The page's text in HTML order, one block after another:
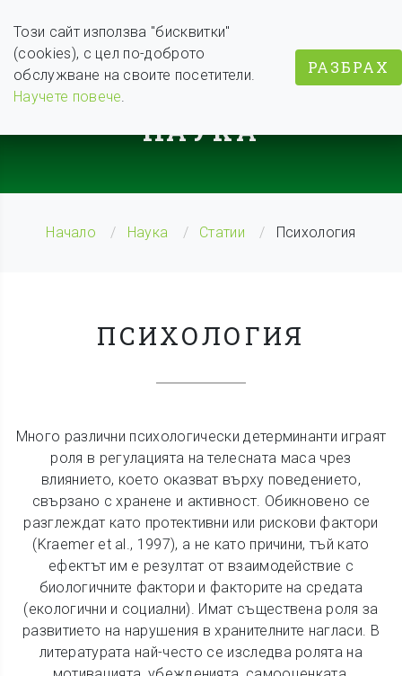
BODY WEIGHT COACH
НАУКА
Начало Наука Статии Психология
ПСИХОЛОГИЯ
Много различни психологически детерминанти играят
роля в регулацията на телесната маса чрез
влиянието, което оказват върху поведението,
свързано с хранене и активност. Обикновено се
разглеждат като протективни или рискови фактори
(Kraemer et al., 1997), а не като причини, тъй като
ефектът им е резултат от взаимодействие с
биологичните фактори и факторите на средата
(екологични и социални). Имат съществена роля за
развитието на нарушения в хранителните нагласи. В
литературата най-често се изследва ролята на
Този сайт използва "бисквитки"
(cookies), с цел по-доброто
обслужване на своите посетители.
Научете повече.
РАЗБРАХ